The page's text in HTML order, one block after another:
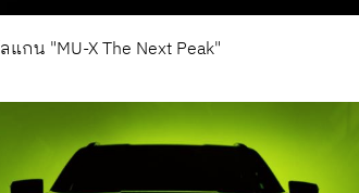
กน "MU-X The Next Peak"